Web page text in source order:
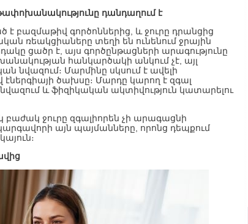
դանդաղում է
բազմաթիվ գործոններից, և ջուրը դրանցից
ռեակցիաները տեղի են ունենում ջրային
ցածր է, այս գործընթացների արագությունը
հանկարծակի անկում չէ, այլ
նվազում։ Մարմինը սկսում է ավելի
էներգիայի ծախսը։ Մարդը կարող է զգալ
և ֆիզիկական ակտիվություն կատարելու
բաժակ ջուրը զգալիորեն չի արագացնի
այն պայմանները, որոնց դեպքում